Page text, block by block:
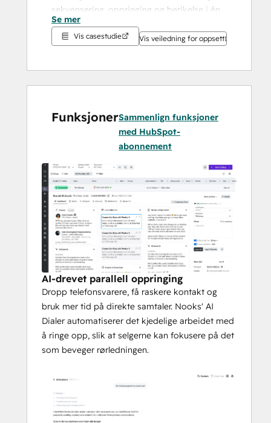
sekvensering, oppringing og berikelse i én
og samme arbeidsflyt.
for at HubSpot forblir den eneste
tilbake til CRM-systemet ditt - ingen
skyggedatabase, ingen dupliserte poster,
ingen synkroniseringsforsinkelser.
Team som bruker Nooks, rapporterer om 3
ganger så mange bestillinger, 50 % raskere
oppstart av representanter og
konsolidering av mer enn 4 leverandører på
én plattform.
Se mer
Vis casestudie Vis veiledning for oppsett
FunksjonerSammenlign funksjoner
med HubSpot-
abonnement
AI-drevet parallell oppringing
Dropp telefonsvarere, få raskere kontakt og
bruk mer tid på direkte samtaler. Nooks' AI
Dialer automatiserer det kjedelige arbeidet med
å ringe opp, slik at selgerne kan fokusere på det
som beveger rørledningen.